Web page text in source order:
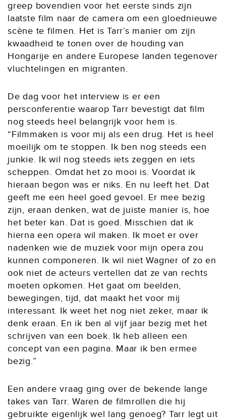
greep bovendien voor het eerste sinds zijn
laatste film naar de camera om een gloednieuwe
scène te filmen. Het is Tarr’s manier om zijn
kwaadheid te tonen over de houding van
Hongarije en andere Europese landen tegenover
vluchtelingen en migranten.
De dag voor het interview is er een
persconferentie waarop Tarr bevestigt dat film
nog steeds heel belangrijk voor hem is.
“Filmmaken is voor mij als een drug. Het is heel
moeilijk om te stoppen. Ik ben nog steeds een
junkie. Ik wil nog steeds iets zeggen en iets
scheppen. Omdat het zo mooi is. Voordat ik
hieraan begon was er niks. En nu leeft het. Dat
geeft me een heel goed gevoel. Er mee bezig
zijn, eraan denken, wat de juiste manier is, hoe
het beter kan. Dat is goed. Misschien dat ik
hierna een opera wil maken. Ik moet er over
nadenken wie de muziek voor mijn opera zou
kunnen componeren. Ik wil niet Wagner of zo en
ook niet de acteurs vertellen dat ze van rechts
moeten opkomen. Het gaat om beelden,
bewegingen, tijd, dat maakt het voor mij
interessant. Ik weet het nog niet zeker, maar ik
denk eraan. En ik ben al vijf jaar bezig met het
schrijven van een boek. Ik heb alleen een
concept van een pagina. Maar ik ben ermee
bezig.”
Een andere vraag ging over de bekende lange
takes van Tarr. Waren de filmrollen die hij
gebruikte eigenlijk wel lang genoeg? Tarr legt uit